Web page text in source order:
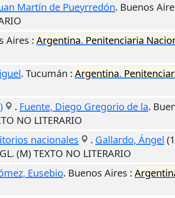
Martín de Pueyrredón. Buenos
Aires : Argentina. Penitenciaria
. Tucumán : Argentina.
. Fuente, Diego Gregorio de la.
NO LITERARIO
nacionales
. Gallardo, Ángel
(M) TEXTO NO LITERARIO
Eusebio. Buenos Aires :